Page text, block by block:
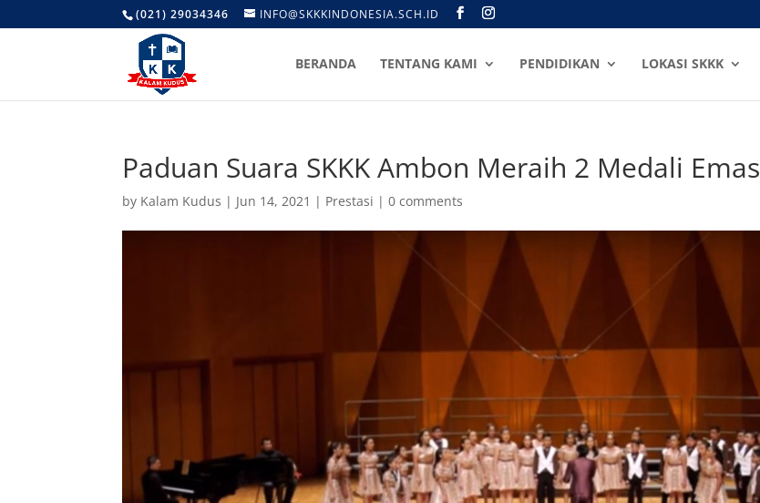
(021) 29034346 INFO@SKKKINDONESIA.SCH.ID
BERANDA TENTANG KAMI PENDIDIKAN LOKASI SKKK
Paduan Suara SKKK Ambon Meraih 2 Medali Emas
by Kalam Kudus | Jun 14, 2021 | Prestasi |0 comments